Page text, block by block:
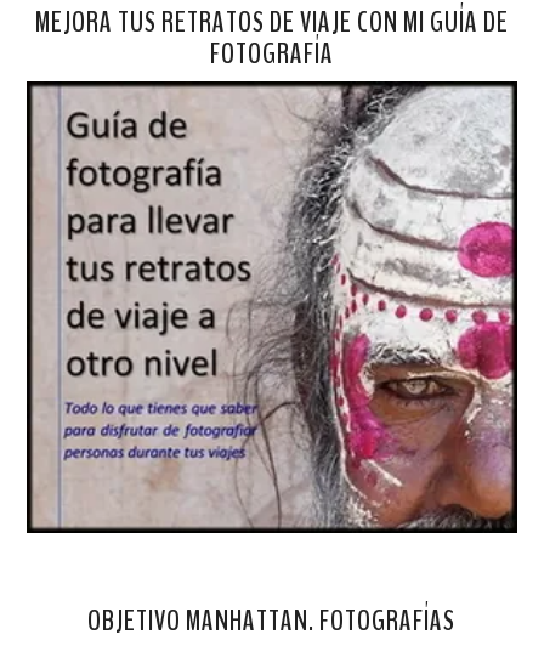
MEJORA TUS RETRATOS DE VIAJE CON MI GUÍA DE
FOTOGRAFÍA
OBJETIVO MANHATTAN. FOTOGRAFÍAS